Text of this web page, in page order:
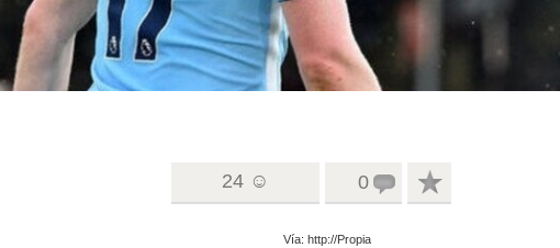
24 ☺ 0
Vía: http://Propia